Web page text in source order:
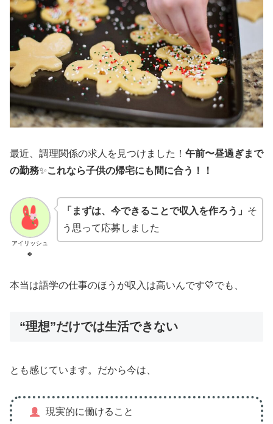
最近、調理関係の求人を見つけました！ 午前〜昼過ぎまで
の勤務✨これなら子供の帰宅にも間に合う！！
アイリッシュ
🍀
「まずは、今できることで収入を作ろう」 そ
う思って応募しました
本当は語学の仕事のほうが収入は高いんです💛でも、
“理想”だけでは生活できない
とも感じています。だから今は、
現実的に働けること